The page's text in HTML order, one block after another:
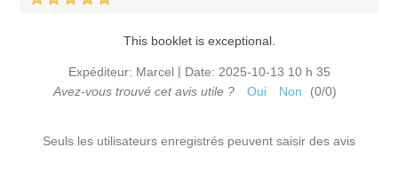
This booklet is exceptional.
Expéditeur: Marcel | Date: 2025-10-13 10 h 35
Avez-vous trouvé cet avis utile ?
Oui Non (0/0)
Seuls les utilisateurs enregistrés peuvent saisir des avis